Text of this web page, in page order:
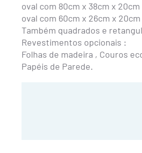
oval com 80cm x 38cm x
oval com 60cm x 26cm x
Também quadrados e
Revestimentos opcionais :
Folhas de madeira , Couros
Papéis de Parede.